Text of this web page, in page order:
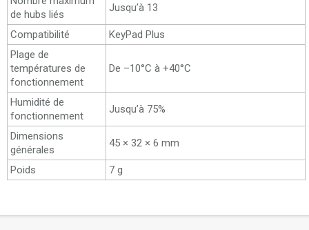
de hubs liés
Jusqu’à 13
Compatibilité
KeyPad Plus
Plage de
températures de
fonctionnement
De –10°C à +40°C
Humidité de
fonctionnement
Jusqu’à 75%
Dimensions
générales
45 × 32 × 6 mm
Poids 7 g